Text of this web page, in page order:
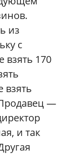
из
с
170
взять
—
и так